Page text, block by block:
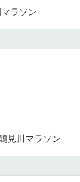
ラソン
見川マラソン